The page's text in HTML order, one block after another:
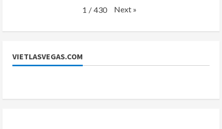
1 / 430 Next »
VIETLASVEGAS.COM